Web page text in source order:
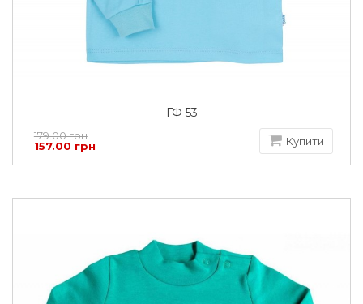
ГФ 53
179.00 грн
157.00 грн
Купити